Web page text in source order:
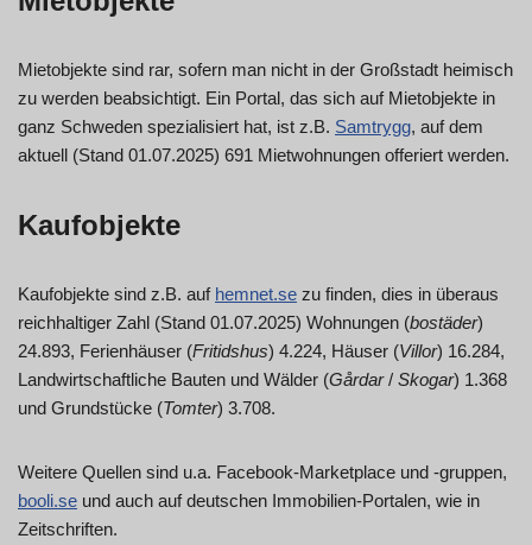
Mietobjekte sind rar, sofern man nicht in der Großstadt heimisch
zu werden beabsichtigt. Ein Portal, das sich auf Mietobjekte in
ganz Schweden spezialisiert hat, ist z.B. Samtrygg, auf dem
aktuell (Stand 01.07.2025) 691 Mietwohnungen offeriert werden.
Kaufobjekte
Kaufobjekte sind z.B. auf hemnet.se zu finden, dies in überaus
reichhaltiger Zahl (Stand 01.07.2025) Wohnungen (bostäder)
24.893, Ferienhäuser (Fritidshus) 4.224, Häuser (Villor) 16.284,
Landwirtschaftliche Bauten und Wälder (Gårdar/ Skogar) 1.368
und Grundstücke (Tomter) 3.708.
Weitere Quellen sind u.a. Facebook-Marketplace und -gruppen,
booli.se und auch auf deutschen Immobilien-Portalen, wie in
Zeitschriften.